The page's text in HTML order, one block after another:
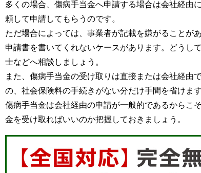
多くの場合、傷病手当金へ申請する場合は会社経由
頼して申請してもらうのです。
ただ場合によっては、事業者が記載を嫌がることが
申請書を書いてくれないケースがあります。どうし
士などへ相談しましょう。
また、傷病手当金の受け取りは直接または会社経由
の、社会保険料の手続きがない分だけ手間を省けます
傷病手当金は会社経由の申請が一般的であるからこ
金を受け取ればいいのか把握しておきましょう。